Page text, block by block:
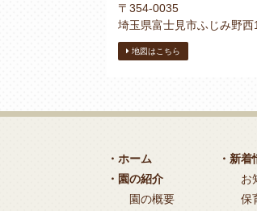
〒354-0035
埼玉県富士見市ふじみ野西
地図はこちら
・ホーム
・園の紹介
園の概要
・新着
お
保